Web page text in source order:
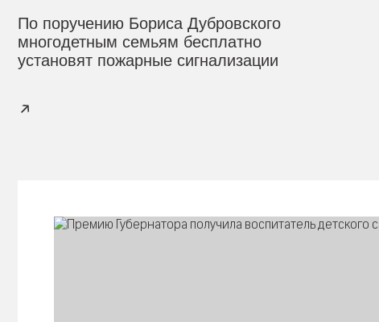
По поручению Бориса Дубровского
многодетным семьям бесплатно
установят пожарные сигнализации